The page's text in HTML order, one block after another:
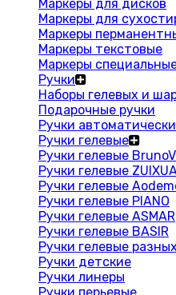
Маркеры для дисков
Маркеры для
Маркеры
Маркеры текстовые
Маркеры
Ручки
Наборы гелевых и
Подарочные ручки
Ручки
Ручки гелевые
Ручки гелевые
Ручки гелевые
Ручки гелевые
Ручки гелевые PIANO
Ручки гелевые ASMAR
Ручки гелевые BASIR
Ручки гелевые
Ручки детские
Ручки линеры